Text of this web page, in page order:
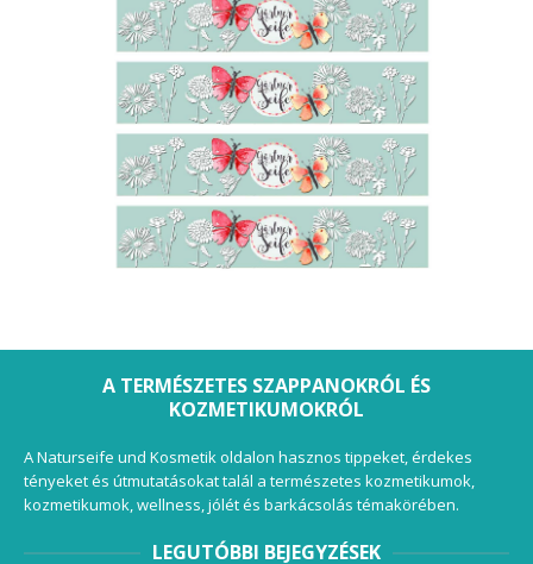
A TERMÉSZETES SZAPPANOKRÓL ÉS
KOZMETIKUMOKRÓL
A Naturseife und Kosmetik oldalon hasznos tippeket, érdekes
tényeket és útmutatásokat talál a természetes kozmetikumok,
kozmetikumok, wellness, jólét és barkácsolás témakörében.
LEGUTÓBBI BEJEGYZÉSEK